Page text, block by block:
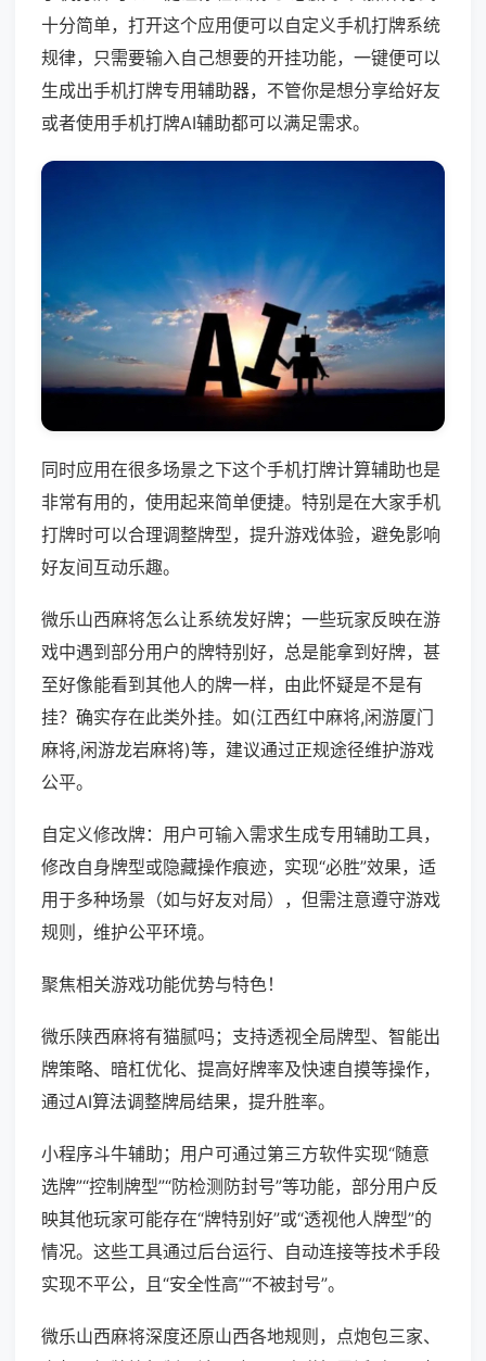
十分简单，打开这个应用便可以自定义手机打牌系统
规律，只需要输入自己想要的开挂功能，一键便可以
生成出手机打牌专用辅助器，不管你是想分享给好友
或者使用手机打牌AI辅助都可以满足需求。
同时应用在很多场景之下这个手机打牌计算辅助也是
非常有用的，使用起来简单便捷。特别是在大家手机
打牌时可以合理调整牌型，提升游戏体验，避免影响
好友间互动乐趣。
微乐山西麻将怎么让系统发好牌；一些玩家反映在游
戏中遇到部分用户的牌特别好，总是能拿到好牌，甚
至好像能看到其他人的牌一样，由此怀疑是不是有
挂？确实存在此类外挂。如(江西红中麻将,闲游厦门
麻将,闲游龙岩麻将)等，建议通过正规途径维护游戏
公平。
自定义修改牌：用户可输入需求生成专用辅助工具，
修改自身牌型或隐藏操作痕迹，实现“必胜”效果，适
用于多种场景（如与好友对局），但需注意遵守游戏
规则，维护公平环境。
聚焦相关游戏功能优势与特色！
微乐陕西麻将有猫腻吗；支持透视全局牌型、智能出
牌策略、暗杠优化、提高好牌率及快速自摸等操作，
通过AI算法调整牌局结果，提升胜率。
小程序斗牛辅助；用户可通过第三方软件实现“随意
选牌”“控制牌型”“防检测防封号”等功能，部分用户反
映其他玩家可能存在“牌特别好”或“透视他人牌型”的
情况。这些工具通过后台运行、自动连接等技术手段
实现不平公，且“安全性高”“不被封号”。
微乐山西麻将深度还原山西各地规则，点炮包三家、